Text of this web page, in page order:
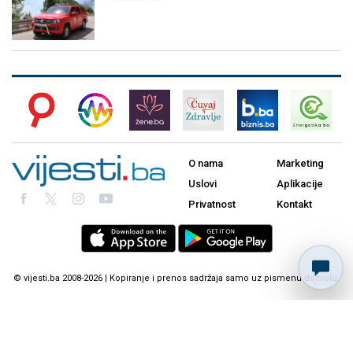
O nama
Uslovi
Privatnost
Marketing
Aplikacije
Kontakt
© vijesti.ba 2008-2026 | Kopiranje i prenos sadržaja samo uz pismenu dozvolu.